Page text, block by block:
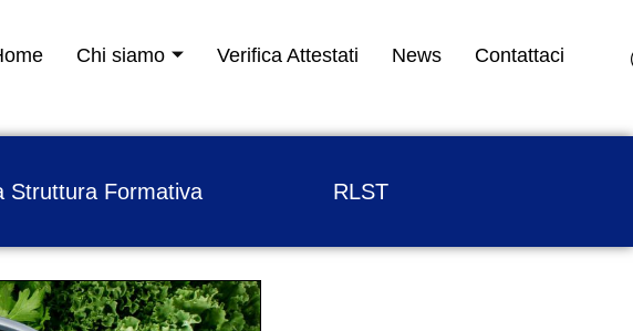
Chi siamo Verifica Attestati News Contattaci
Struttura Formativa RLST